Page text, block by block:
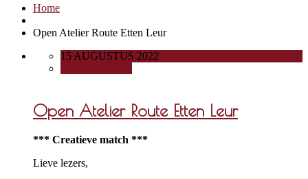
Home
Open Atelier Route Etten Leur
15 AUGUSTUS 2022
Open Atelier Route Etten Leur
*** Creatieve match ***
Lieve lezers,